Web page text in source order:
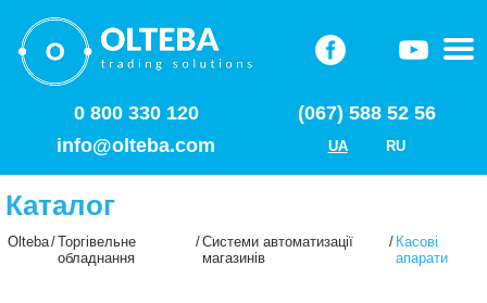
0 800 330 120
(067) 588 52 56
info@olteba.com
UA RU
Каталог
Olteba/Торгівельне
обладнання
/Системи автоматизації
магазинів
/ Касові
апарати